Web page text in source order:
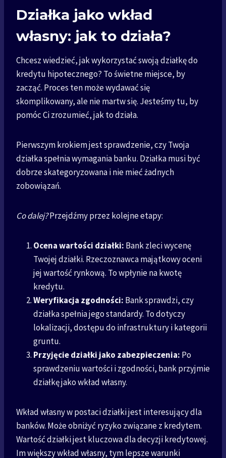
Działka jako wkład
własny: jak to działa?
Chcesz wiedzieć, jak wykorzystać swoją działkę do
kredytu hipotecznego? To świetne miejsce, by
zacząć. Proces ten może wydawać się
skomplikowany, ale nie martw się. Jesteśmy tu, by
pomóc Ci zrozumieć, jak to działa.
Pierwszym krokiem jest sprawdzenie, czy Twoja
działka spełnia wymagania banku. Działka musi być
dobrze skategoryzowana i nie mieć żadnych
zobowiązań.
Co dalej?Przejdźmy przez kolejne etapy:
Ocena wartości działki: Bank zleci wycenę
Twojej działki. Rzeczoznawca majątkowy oceni
jej wartość rynkową. To wpłynie na kwotę
kredytu.
Weryfikacja zgodności: Bank sprawdzi, czy
działka spełnia jego standardy. To dotyczy
lokalizacji, dostępu do infrastruktury i kategorii
gruntu.
Przyjęcie działki jako zabezpieczenia: Po
sprawdzeniu wartości i zgodności, bank przyjmie
działkę jako wkład własny.
Wkład własny w postaci działki jest interesujący dla
banków. Może obniżyć ryzyko związane z kredytem.
Wartość działki jest kluczowa dla decyzji kredytowej.
Im większy wkład własny, tym lepsze warunki